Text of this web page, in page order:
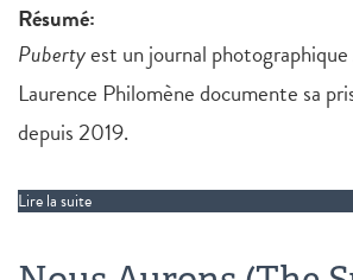
Résumé:
Pubertyest un journal
Laurence Philomène documente sa
depuis 2019.
Lire la suite